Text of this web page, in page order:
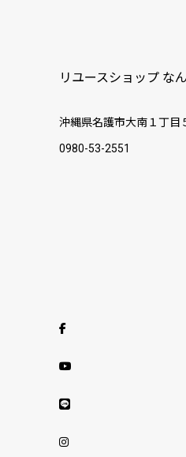
リユースショップ な
沖縄県名護市大南１丁目
0980-53-2551